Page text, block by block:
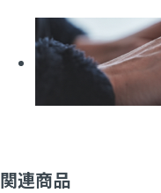
関連商品